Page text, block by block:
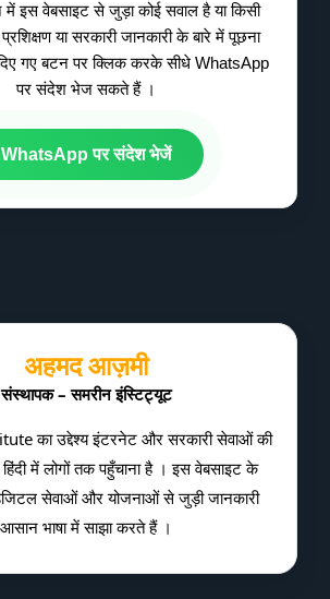
इस वेबसाइट से जुड़ा कोई सवाल है या किसी
या सरकारी जानकारी के बारे में पूछना
दिए गए बटन पर क्लिक करके सीधे WhatsApp
पर संदेश भेज सकते हैं ।
WhatsApp पर संदेश भेजें
अहमद आज़मी
संस्थापक – समरीन इंस्टिट्यूट
का उद्देश्य इंटरनेट और सरकारी सेवाओं की
में लोगों तक पहुँचाना है । इस वेबसाइट के
सेवाओं और योजनाओं से जुड़ी जानकारी
आसान भाषा में साझा करते हैं ।